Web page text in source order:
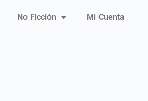
No Ficción Mi Cuenta